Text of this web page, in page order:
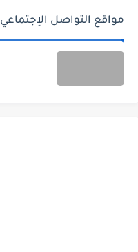
مواقع التواصل الإجتماعي